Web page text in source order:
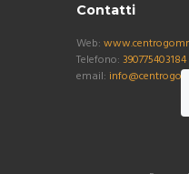
Contatti
Web:
Telefono: 390775403184
email: